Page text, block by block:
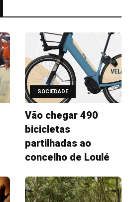
SOCIEDADE
Vão chegar 490
bicicletas
partilhadas ao
concelho de Loulé